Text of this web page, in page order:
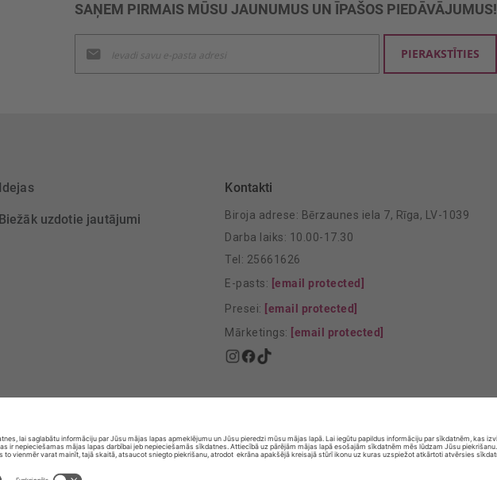
SAŅEM PIRMAIS MŪSU JAUNUMUS UN ĪPAŠOS PIEDĀVĀJUMUS!
jaunumu
saņemšanai:
PIERAKSTĪTIES
Idejas
Biežāk uzdotie jautājumi
Kontakti
Biroja adrese: Bērzaunes iela 7, Rīga, LV-1039
Darba laiks: 10.00-17.30
Tel: 25661626
E-pasts: [email protected]
Presei: [email protected]
Mārketings: [email protected]